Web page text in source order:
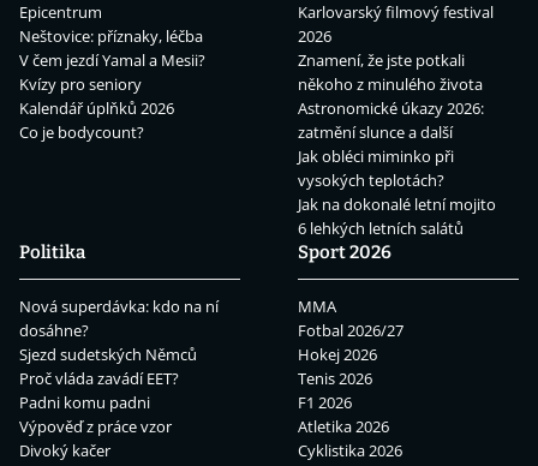
Epicentrum
Neštovice: příznaky, léčba
V čem jezdí Yamal a Mesii?
Kvízy pro seniory
Kalendář úplňků 2026
Co je bodycount?
Karlovarský filmový festival
2026
Znamení, že jste potkali
někoho z minulého života
Astronomické úkazy 2026:
zatmění slunce a další
Jak obléci miminko při
vysokých teplotách?
Jak na dokonalé letní mojito
6 lehkých letních salátů
Politika
Nová superdávka: kdo na ní
dosáhne?
Sjezd sudetských Němců
Proč vláda zavádí EET?
Padni komu padni
Výpověď z práce vzor
Divoký kačer
Sport 2026
MMA
Fotbal 2026/27
Hokej 2026
Tenis 2026
F1 2026
Atletika 2026
Cyklistika 2026